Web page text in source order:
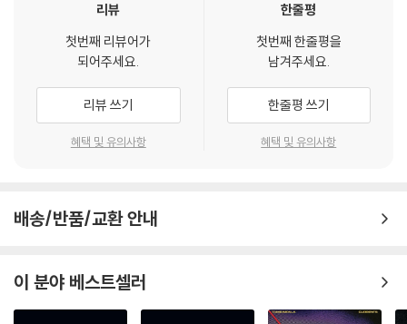
리뷰
첫번째 리뷰어가
되어주세요.
리뷰 쓰기
혜택 및 유의사항
한줄평
첫번째 한줄평을
남겨주세요.
한줄평 쓰기
혜택 및 유의사항
배송/반품/교환 안내
이 분야 베스트셀러